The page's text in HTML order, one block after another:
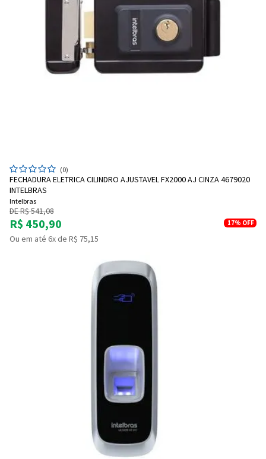
(0)
FECHADURA ELETRICA CILINDRO AJUSTAVEL FX2000 AJ CINZA 4679020
INTELBRAS
Intelbras
DE R$ 541,08
R$ 450,90 17% OFF
Ou em até 6x de R$ 75,15